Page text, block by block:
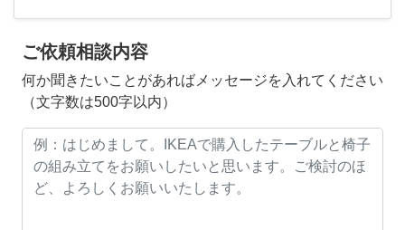
ご依頼相談内容
何か聞きたいことがあればメッセージを入れてください
（文字数は500字以内）